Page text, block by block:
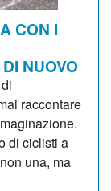
CON I
NUOVO
raccontare
di ciclisti a
una, ma